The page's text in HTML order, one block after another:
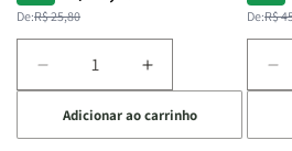
normal
De:R$ 25,80
promocional
Diminuir
a
quantidade
de
Aumentar
a
quantidade
de
Adicionar ao carrinho
De:R$
a
de